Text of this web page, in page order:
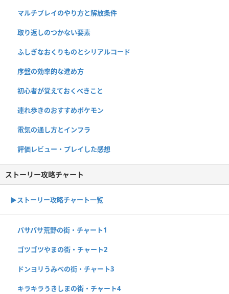
マルチプレイのやり方と解放条件
取り返しのつかない要素
ふしぎなおくりものとシリアルコード
序盤の効率的な進め方
初心者が覚えておくべきこと
連れ歩きのおすすめポケモン
電気の通し方とインフラ
評価レビュー・プレイした感想
ストーリー攻略チャート
▶ストーリー攻略チャート一覧
パサパサ荒野の街・チャート1
ゴツゴツやまの街・チャート2
ドンヨリうみべの街・チャート3
キラキラうきしまの街・チャート4